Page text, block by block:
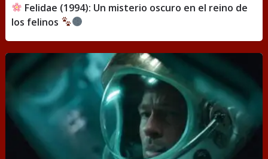
Felidae (1994): Un misterio oscuro en el reino de
los felinos